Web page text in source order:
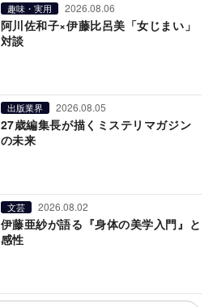
趣味・実用 2026.08.06
阿川佐和子×伊藤比呂美「女じまい」
対談
出版業界 2026.08.05
27歳編集長が描くミステリマガジン
の未来
文芸 2026.08.02
伊藤亜紗が語る『身体の美学入門』と
感性